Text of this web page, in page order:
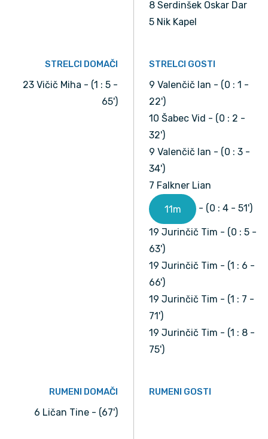
8 Serdinšek Oskar Dar
5 Nik Kapel
STRELCI DOMAČI
23 Vičič Miha - (1 : 5 -
65')
STRELCI GOSTI
9 Valenčič Ian - (0 : 1 -
22')
10 Šabec Vid - (0 : 2 -
32')
9 Valenčič Ian - (0 : 3 -
34')
7 Falkner Lian
11m - (0 : 4 - 51')
19 Jurinčič Tim - (0 : 5 -
63')
19 Jurinčič Tim - (1 : 6 -
66')
19 Jurinčič Tim - (1 : 7 -
71')
19 Jurinčič Tim - (1 : 8 -
75')
RUMENI DOMAČI
6 Ličan Tine - (67')
RUMENI GOSTI